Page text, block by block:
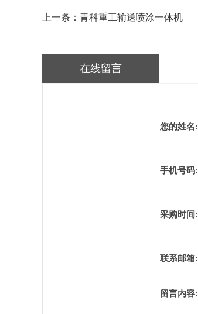
上一条：青科重工输送喷涂一体机
在线留言
您的姓名:
手机号码:
采购时间:
联系邮箱:
留言内容: